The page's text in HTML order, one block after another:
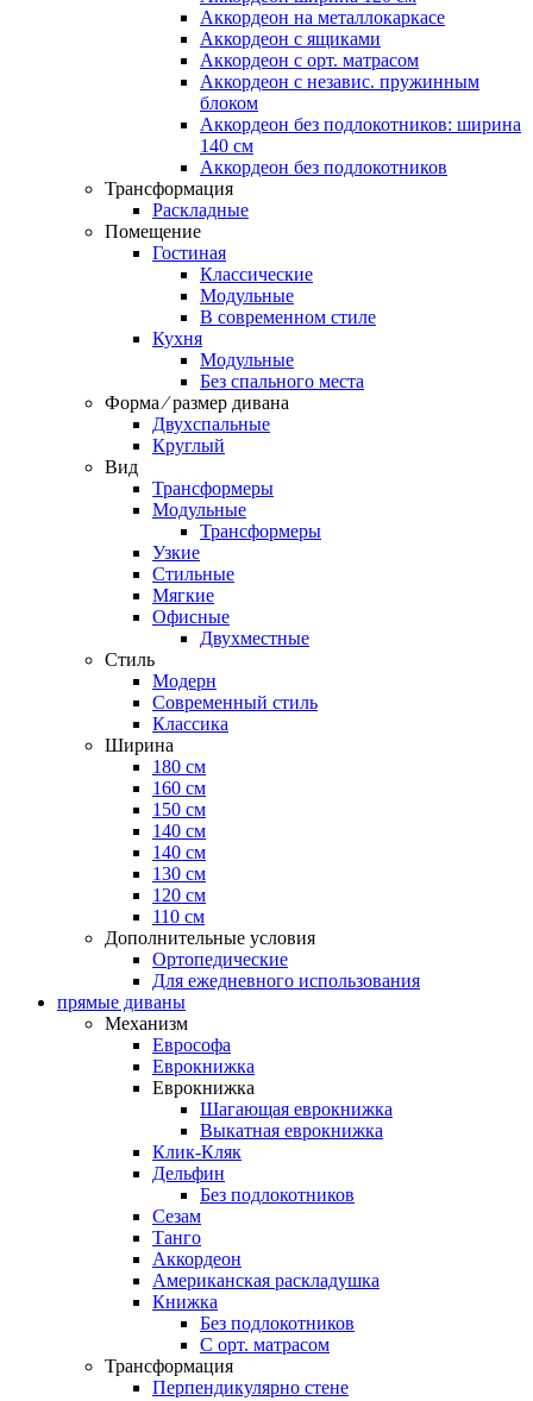
Аккордеон на металлокаркасе
Аккордеон c ящиками
Аккордеон c орт. матрасом
Аккордеон c независ. пружинным
блоком
Аккордеон без подлокотников: ширина
140 см
Аккордеон без подлокотников
Трансформация
Раскладные
Помещение
Гостиная
Классические
Модульные
В современном стиле
Кухня
Модульные
Без спального места
Форма ⁄ размер дивана
Двухспальные
Круглый
Вид
Трансформеры
Модульные
Трансформеры
Узкие
Стильные
Мягкие
Офисные
Двухместные
Стиль
Модерн
Современный стиль
Классика
Ширина
180 см
160 см
150 см
140 см
140 см
130 см
120 см
110 см
Дополнительные условия
Ортопедические
Для ежедневного использования
прямые диваны
Механизм
Еврософа
Еврокнижка
Еврокнижка
Шагающая еврокнижка
Выкатная еврокнижка
Клик-Кляк
Дельфин
Без подлокотников
Сезам
Танго
Аккордеон
Американская раскладушка
Книжка
Без подлокотников
С орт. матрасом
Трансформация
Перпендикулярно стене